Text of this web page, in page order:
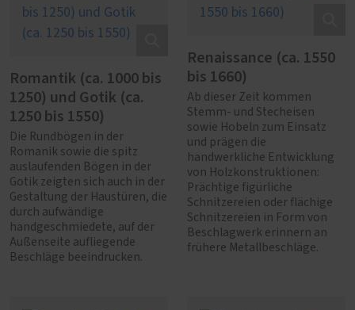
Romantik (ca. 1000 bis
1250) und Gotik (ca.
1250 bis 1550)
Die Rundbögen in der
Romanik sowie die spitz
auslaufenden Bögen in der
Gotik zeigten sich auch in der
Gestaltung der Haustüren, die
durch aufwändige
handgeschmiedete, auf der
Außenseite aufliegende
Beschläge beeindrucken.
Renaissance (ca. 1550
bis 1660)
Ab dieser Zeit kommen
Stemm- und Stecheisen
sowie Hobeln zum Einsatz
und prägen die
handwerkliche Entwicklung
von Holzkonstruktionen:
Prächtige figürliche
Schnitzereien oder flächige
Schnitzereien in Form von
Beschlagwerk erinnern an
frühere Metallbeschläge.